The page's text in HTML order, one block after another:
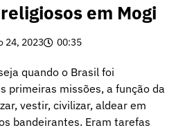
em Mogi
24, 2023 00:35
quando o Brasil foi
primeiras missões, a função da
vestir, civilizar, aldear em
bandeirantes. Eram tarefas